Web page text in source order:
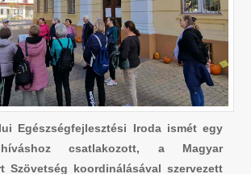
Egészségfejlesztési Iroda ismét egy
csatlakozott, a Magyar
Szövetség koordinálásával szervezett